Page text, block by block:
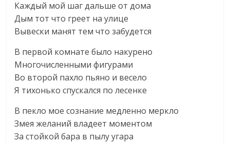
Каждый мой шаг дальше от дома
Дым тот что греет на улице
Вывески манят тем что забудется
В первой комнате было накурено
Многочисленными фигурами
Во второй пахло пьяно и весело
Я тихонько спускался по лесенке
В пекло мое сознание медленно меркло
Змея желаний владеет моментом
За стойкой бара в пылу угара